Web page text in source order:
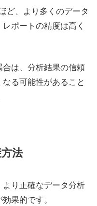
ど、より多くのデータ
ポートの精度は高く
は、分析結果の信頼
る可能性があること
法
り正確なデータ分析
果的です。